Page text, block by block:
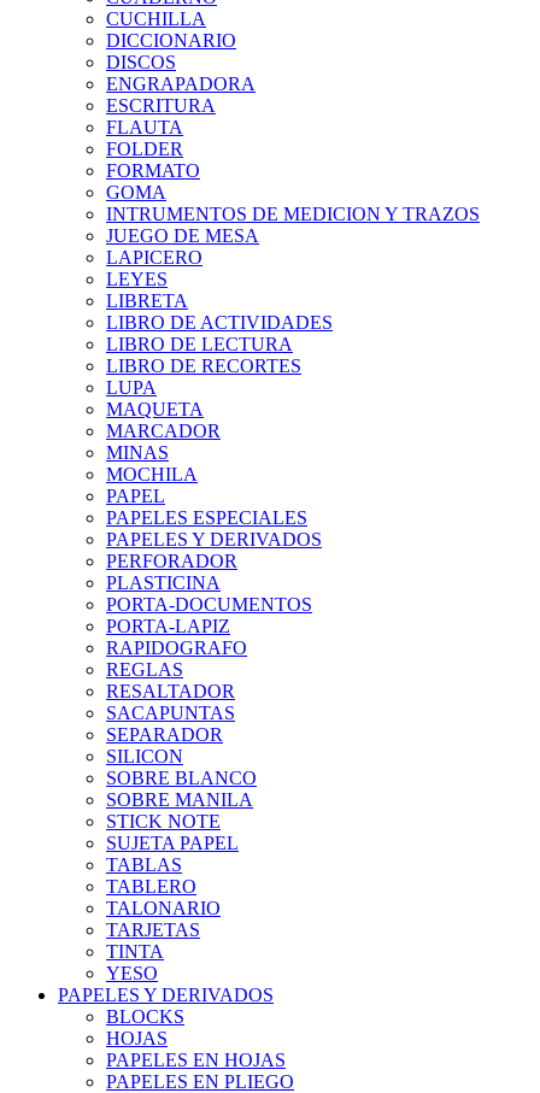
CUCHILLA
DICCIONARIO
DISCOS
ENGRAPADORA
ESCRITURA
FLAUTA
FOLDER
FORMATO
GOMA
INTRUMENTOS DE MEDICION Y TRAZOS
JUEGO DE MESA
LAPICERO
LEYES
LIBRETA
LIBRO DE ACTIVIDADES
LIBRO DE LECTURA
LIBRO DE RECORTES
LUPA
MAQUETA
MARCADOR
MINAS
MOCHILA
PAPEL
PAPELES ESPECIALES
PAPELES Y DERIVADOS
PERFORADOR
PLASTICINA
PORTA-DOCUMENTOS
PORTA-LAPIZ
RAPIDOGRAFO
REGLAS
RESALTADOR
SACAPUNTAS
SEPARADOR
SILICON
SOBRE BLANCO
SOBRE MANILA
STICK NOTE
SUJETA PAPEL
TABLAS
TABLERO
TALONARIO
TARJETAS
TINTA
YESO
PAPELES Y DERIVADOS
BLOCKS
HOJAS
PAPELES EN HOJAS
PAPELES EN PLIEGO